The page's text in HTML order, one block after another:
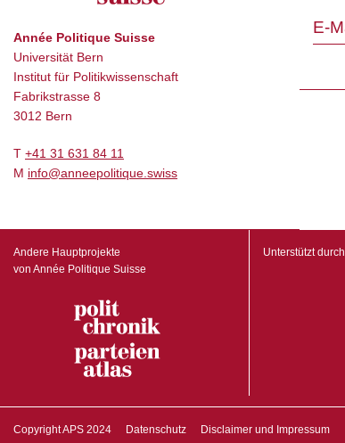
Année Politique Suisse
Universität Bern
Institut für Politikwissenschaft
Fabrikstrasse 8
3012 Bern
T +41 31 631 84 11
M info@anneepolitique.swiss
Andere Hauptprojekte
von Année Politique Suisse
Unterstützt durch
Copyright APS 2024 Datenschutz Disclaimer und Impressum